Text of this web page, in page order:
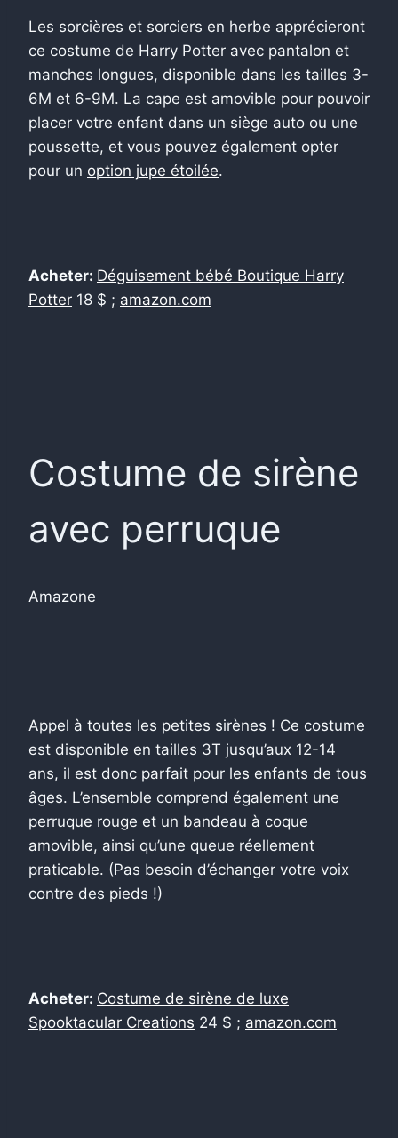
Les sorcières et sorciers en herbe apprécieront
ce costume de Harry Potter avec pantalon et
manches longues, disponible dans les tailles 3-
6M et 6-9M. La cape est amovible pour pouvoir
placer votre enfant dans un siège auto ou une
poussette, et vous pouvez également opter
pour un option jupe étoilée.
Acheter: Déguisement bébé Boutique Harry
Potter 18 $ ; amazon.com
Costume de sirène
avec perruque
Amazone
Appel à toutes les petites sirènes ! Ce costume
est disponible en tailles 3T jusqu’aux 12-14
ans, il est donc parfait pour les enfants de tous
âges. L’ensemble comprend également une
perruque rouge et un bandeau à coque
amovible, ainsi qu’une queue réellement
praticable. (Pas besoin d’échanger votre voix
contre des pieds !)
Acheter: Costume de sirène de luxe
Spooktacular Creations 24 $ ; amazon.com